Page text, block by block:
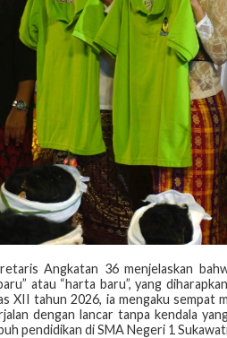
Angkatan 36 menjelaskan
atau “harta baru”, yang
XII tahun 2026, ia mengaku
dengan lancar tanpa kendala
pendidikan di SMA Negeri 1